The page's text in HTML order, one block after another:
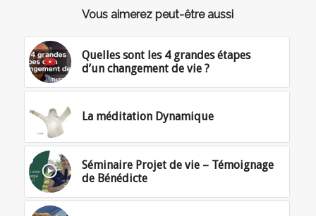
Vous aimerez peut-être aussi
Quelles sont les 4 grandes étapes
d’un changement de vie ?
La méditation Dynamique
Séminaire Projet de vie – Témoignage
de Bénédicte